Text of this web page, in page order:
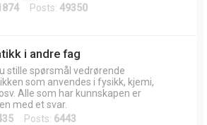
Posts: 49350
i andre fag
stille spørsmål vedrørende
som anvendes i fysikk, kjemi,
Alle som har kunnskapen er
med et svar.
Posts: 6443